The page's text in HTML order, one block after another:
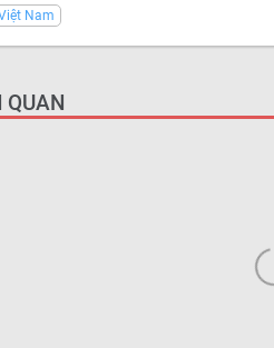
Nam
QUAN